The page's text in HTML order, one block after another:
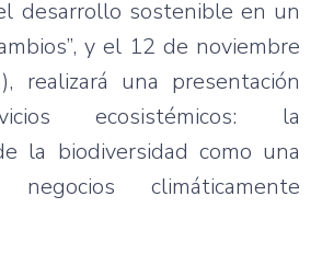
desarrollo sostenible en un
y el 12 de noviembre
realizará una presentación
ecosistémicos: la
la biodiversidad como una
climáticamente